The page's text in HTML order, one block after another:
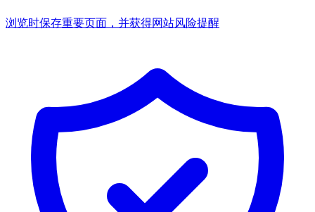
浏览时保存重要页面，并获得网站风险提醒